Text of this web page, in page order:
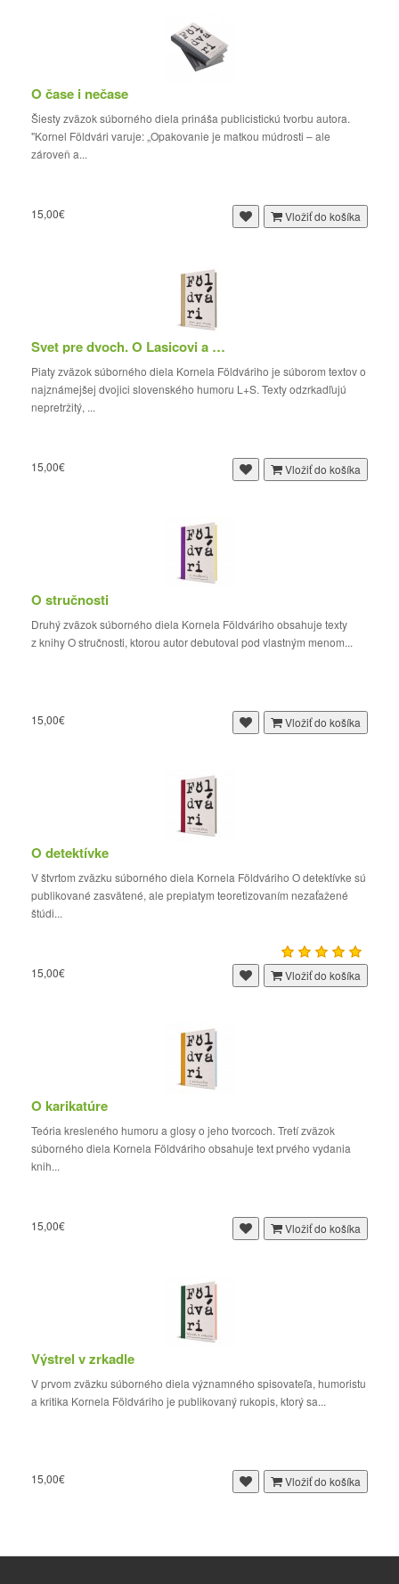
O čase i nečase
Šiesty zväzok súborného diela prináša publicistickú tvorbu autora.
"Kornel Földvári varuje: „Opakovanie je matkou múdrosti – ale
zároveň a...
15,00€ Vložiť do košíka
Svet pre dvoch. O Lasicovi a Satinskom
Piaty zväzok súborného diela Kornela Földváriho je súborom textov o
najznámejšej dvojici slovenského humoru L+S. Texty odzrkadľujú
nepretržitý, ...
15,00€ Vložiť do košíka
O stručnosti
Druhý zväzok súborného diela Kornela Földváriho obsahuje texty
z knihy O stručnosti, ktorou autor debutoval pod vlastným menom...
15,00€ Vložiť do košíka
O detektívke
V štvrtom zväzku súborného diela Kornela Földváriho O detektívke sú
publikované zasvätené, ale prepiatym teoretizovaním nezaťažené
štúdi...
15,00€ Vložiť do košíka
O karikatúre
Teória kresleného humoru a glosy o jeho tvorcoch. Tretí zväzok
súborného diela Kornela Földváriho obsahuje text prvého vydania
knih...
15,00€ Vložiť do košíka
Výstrel v zrkadle
V prvom zväzku súborného diela významného spisovateľa, humoristu
a kritika Kornela Földváriho je publikovaný rukopis, ktorý sa...
15,00€ Vložiť do košíka